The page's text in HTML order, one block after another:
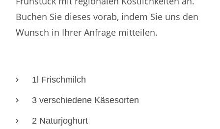
Buchen Sie dieses vorab, indem Sie uns den
Wunsch in Ihrer Anfrage mitteilen.
1l Frischmilch
3 verschiedene Käsesorten
2 Naturjoghurt